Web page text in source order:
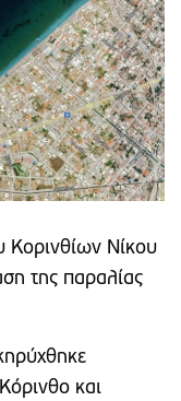
Κορινθίων Νίκου
της παραλίας
και